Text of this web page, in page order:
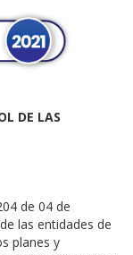
DE LAS
de 04 de
las entidades de
planes y